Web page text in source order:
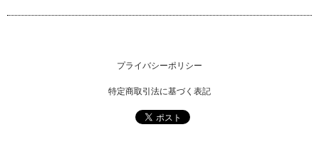
プライバシーポリシー
特定商取引法に基づく表記